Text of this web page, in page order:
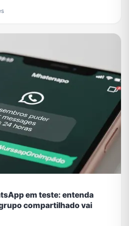
em teste: entenda
compartilhado vai